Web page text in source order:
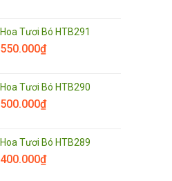
Hoa Tươi Bó HTB291
550.000₫
Hoa Tươi Bó HTB290
500.000₫
Hoa Tươi Bó HTB289
400.000₫